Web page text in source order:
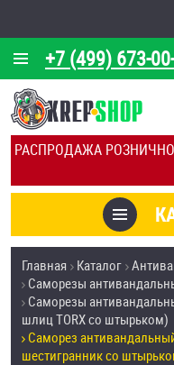
РАСПРОДАЖА
+7 (499) 673-
О КОМПАНИИ
КАЛЬКУЛЯТОР
ОТЗЫВЫ
УСЛУГИ
СКИДКИ
ОПТ
Товары со
Анкеры
Антивандальный
Главная Каталог
Саморезы
Саморезы
шлиц TORX со штырьком)
Саморез
шестигранник со